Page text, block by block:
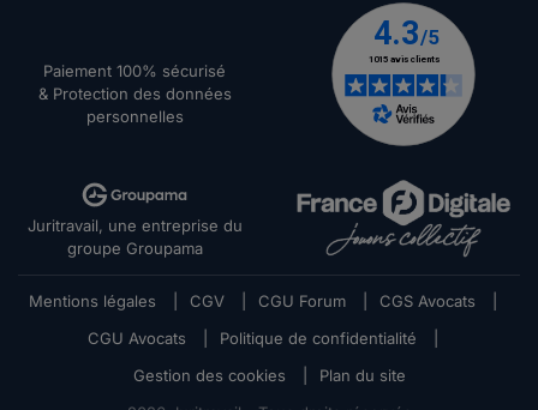
Paiement 100% sécurisé
& Protection des données
personnelles
Juritravail, une entreprise du
groupe Groupama
Mentions légales CGV CGU Forum CGS Avocats
CGU Avocats
Politique de confidentialité
Gestion des cookies
Plan du site